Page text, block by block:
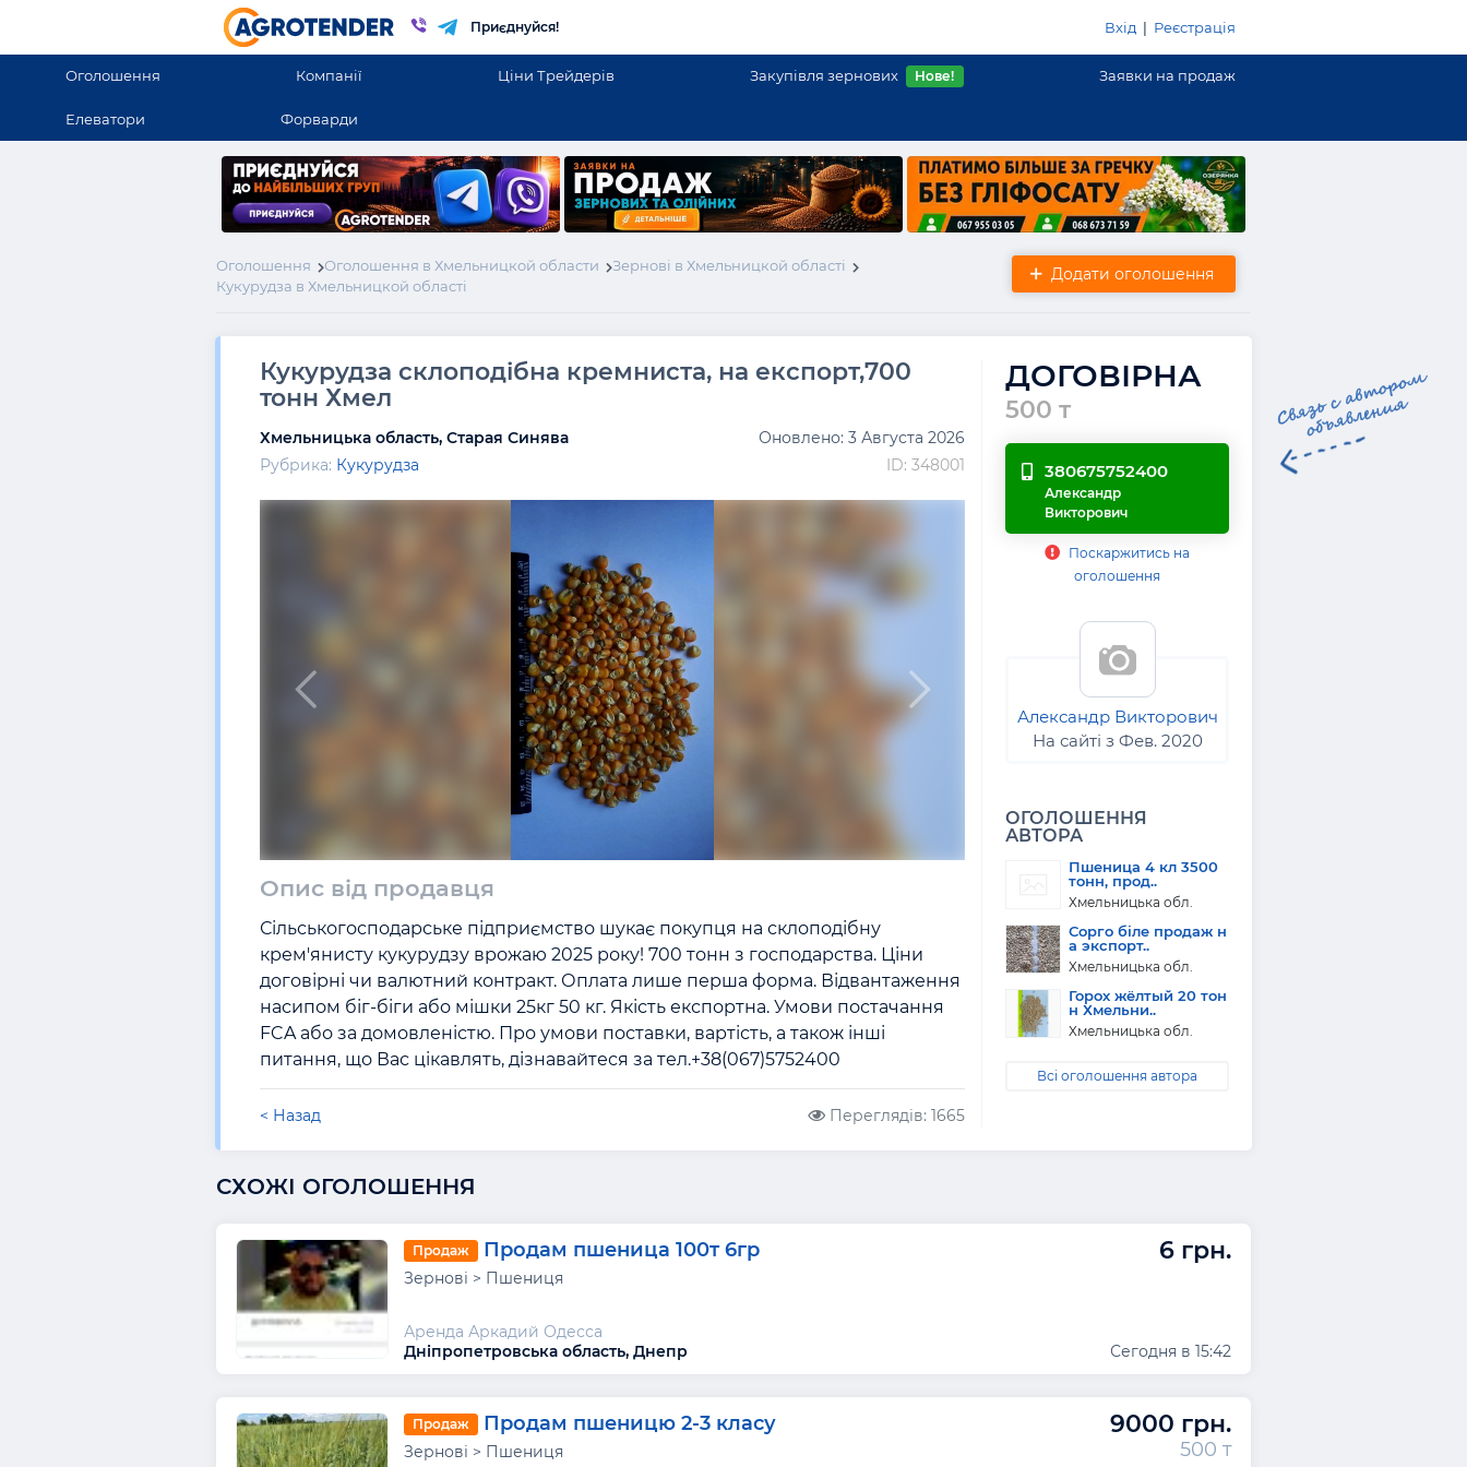
Приєднуйся! Вхід | Реєстрація
Оголошення Компанії Ціни Трейдерів Закупівля зернових Нове! Заявки на продаж
Елеватори Форварди
Оголошення Оголошення в Хмельницкой области
Зернові в Хмельницкой області
Кукурудза в Хмельницкой області
Додати оголошення
Кукурудза склоподібна кремниста, на експорт,700
тонн Хмел
Хмельницька область, Старая Синява
Оновлено: 3 Августа 2026
Рубрика: Кукурудза ID: 348001
Опис від продавця
Сільськогосподарське підприємство шукає покупця на склоподібну
крем'янисту кукурудзу врожаю 2025 року! 700 тонн з господарства. Ціни
договірні чи валютний контракт. Оплата лише перша форма. Відвантаження
насипом біг-біги або мішки 25кг 50 кг. Якість експортна. Умови постачання
FCA або за домовленістю. Про умови поставки, вартість, а також інші
питання, що Вас цікавлять, дізнавайтеся за тел.+38(067)5752400
< Назад Переглядів: 1665
ДОГОВІРНА
500 т
380675752400
Александр
Викторович
Поскаржитись на
оголошення
Александр Викторович
На сайті з Фев. 2020
ОГОЛОШЕННЯ
АВТОРА
Пшеница 4 кл 3500
тонн, прод..
Хмельницька обл.
Сорго біле продаж н
а экспорт..
Хмельницька обл.
Горох жёлтый 20 тон
н Хмельни..
Хмельницька обл.
Всі оголошення автора
СХОЖІ ОГОЛОШЕННЯ
Продаж Продам пшеница 100т 6гр 6 грн.
Зернові > Пшениця
Аренда Аркадий Одесса
Дніпропетровська область, Днепр
Сегодня в 15:42
Продаж Продам пшеницю 2-3 класу 9000 грн.
Зернові > Пшениця 500 т